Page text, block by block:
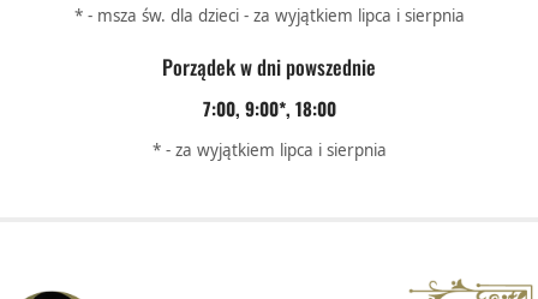
* - msza św. dla dzieci - za wyjątkiem lipca i sierpnia
Porządek w dni powszednie
7:00, 9:00*, 18:00
* - za wyjątkiem lipca i sierpnia